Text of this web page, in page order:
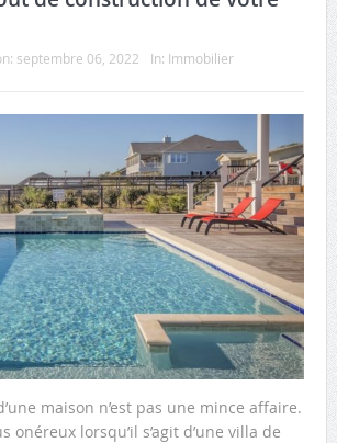
septembre 06, 2022 In: Immobilier
maison n’est pas une mince affaire.
onéreux lorsqu’il s’agit d’une villa de